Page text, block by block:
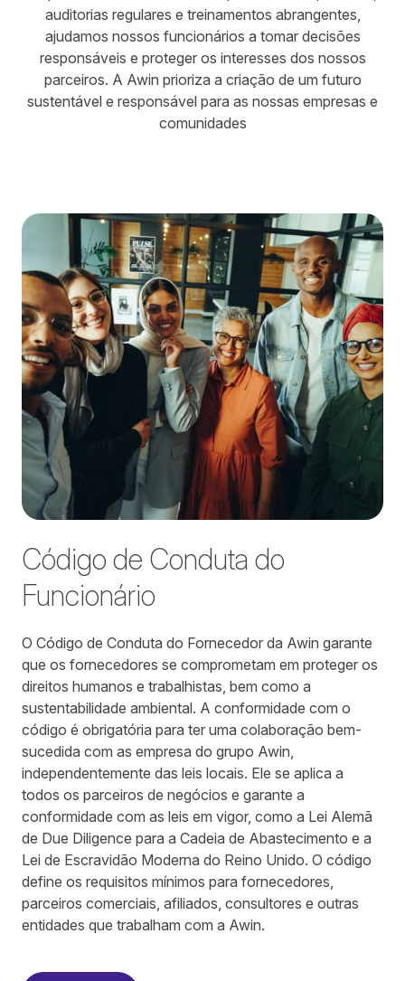
auditorias regulares e treinamentos abrangentes,
ajudamos nossos funcionários a tomar decisões
responsáveis e proteger os interesses dos nossos
parceiros. A Awin prioriza a criação de um futuro
sustentável e responsável para as nossas empresas e
comunidades
Código de Conduta do
Funcionário
O Código de Conduta do Fornecedor da Awin garante
que os fornecedores se comprometam em proteger os
direitos humanos e trabalhistas, bem como a
sustentabilidade ambiental. A conformidade com o
código é obrigatória para ter uma colaboração bem-
sucedida com as empresa do grupo Awin,
independentemente das leis locais. Ele se aplica a
todos os parceiros de negócios e garante a
conformidade com as leis em vigor, como a Lei Alemã
de Due Diligence para a Cadeia de Abastecimento e a
Lei de Escravidão Moderna do Reino Unido. O código
define os requisitos mínimos para fornecedores,
parceiros comerciais, afiliados, consultores e outras
entidades que trabalham com a Awin.